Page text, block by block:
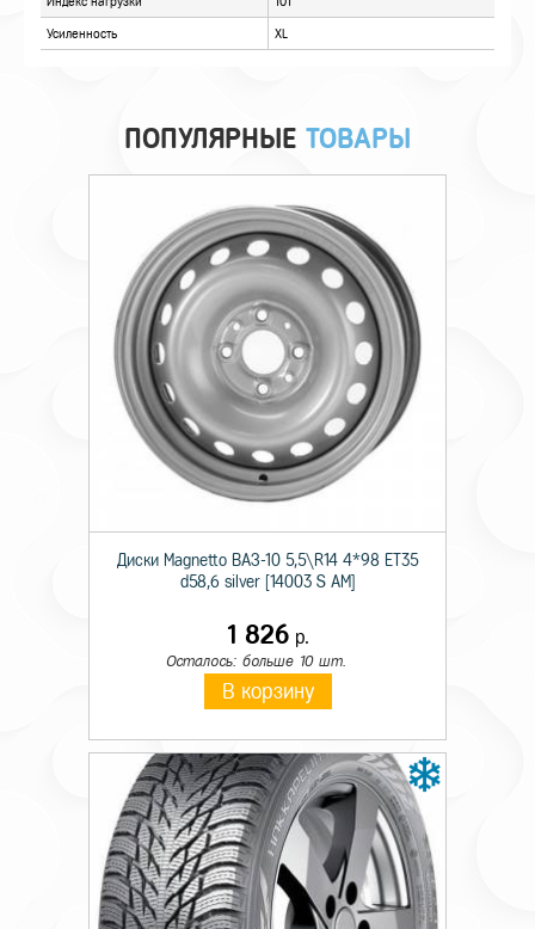
Технические характеристики
Происхождение Импортная
Сезон резины
Ширина 225
Индекс нагрузки 101
Усиленность XL
ПОПУЛЯРНЫЕ ТОВАРЫ
Диски Magnetto ВАЗ-10 5,5\R14 4*98 ET35
d58,6 silver [14003 S AM]
1 826р.
Осталось: больше 10 шт.
В корзину